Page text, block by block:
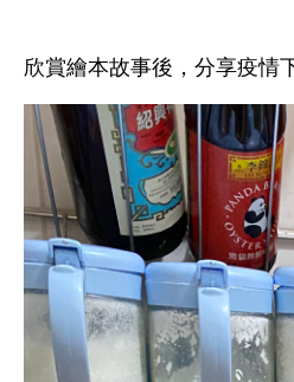
欣賞繪本故事後，分享疫情